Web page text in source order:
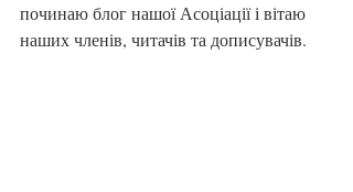
починаю блог нашої Асоціації і вітаю
наших членів, читачів та дописувачів.